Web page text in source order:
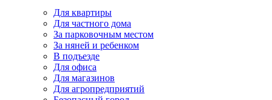
Для квартиры
Для частного дома
За парковочным местом
За няней и ребенком
В подъезде
Для офиса
Для магазинов
Для агропредприятий